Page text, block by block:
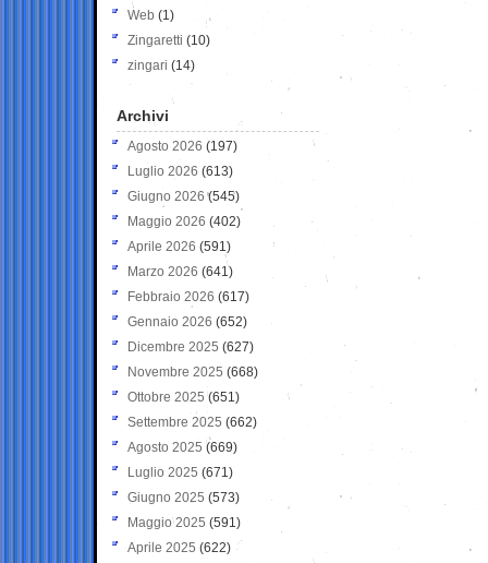
Web (1)
Zingaretti (10)
zingari (14)
Archivi
Agosto 2026 (197)
Luglio 2026 (613)
Giugno 2026 (545)
Maggio 2026 (402)
Aprile 2026 (591)
Marzo 2026 (641)
Febbraio 2026 (617)
Gennaio 2026 (652)
Dicembre 2025 (627)
Novembre 2025 (668)
Ottobre 2025 (651)
Settembre 2025 (662)
Agosto 2025 (669)
Luglio 2025 (671)
Giugno 2025 (573)
Maggio 2025 (591)
Aprile 2025 (622)